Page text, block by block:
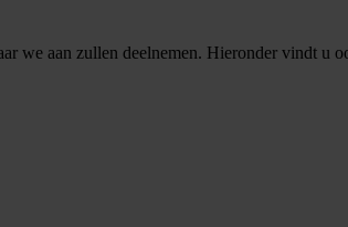
we aan zullen deelnemen. Hieronder vindt u